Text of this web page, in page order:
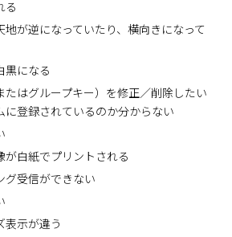
る
が逆になっていたり、横向きになって
黒になる
たはグループキー）を修正／削除したい
に登録されているのか分からない
が白紙でプリントされる
グ受信ができない
表示が違う